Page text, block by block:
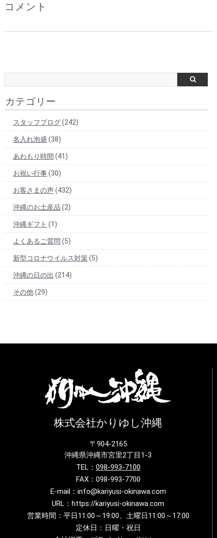
コメント
カテゴリー
スタッフブログ(242)
名入れ泡盛 (38)
あわもり時間 (41)
お祝い行事(30)
お客さまの声(432)
沖縄のお土産品 (2)
沖縄ギフト (1)
よくあるご質問 (5)
新型コロナウイルス対策(5)
沖縄の日の出 (214)
その他(29)
株式会社かりゆし沖縄
〒904-2165
沖縄県沖縄市宮里2丁目1-3
TEL： 098-993-7100
FAX：098-993-7700
E-mail：info@kariyusi-okinawa.com
URL：https://kariyusi-okinawa.com
営業時間：平日11:00～19:00、土曜日11:00～17:00
定休日：日曜・祝日